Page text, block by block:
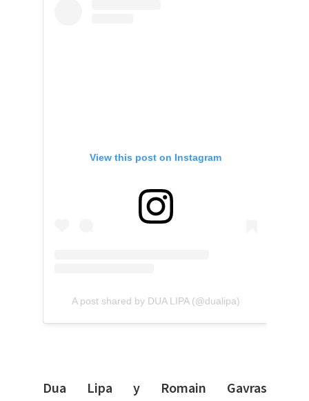
View this post on Instagram
A post shared by DUA LIPA (@dualipa)
Dua Lipa y Romain Gavras